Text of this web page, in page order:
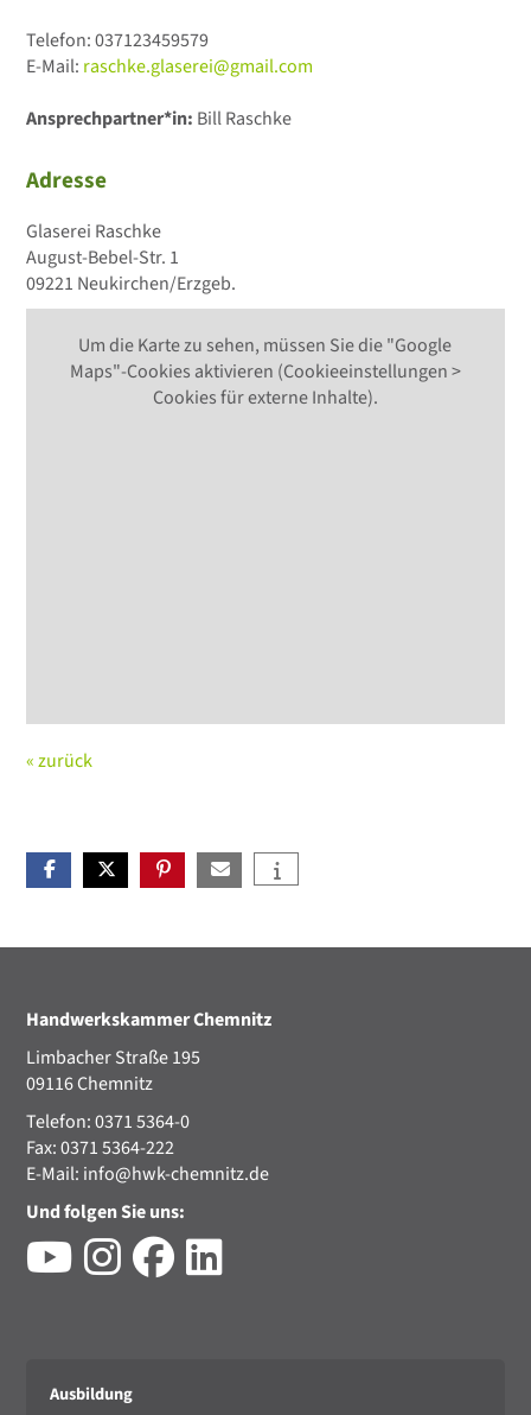
Telefon: 037123459579
E-Mail: raschke.glaserei@gmail.com
Ansprechpartner*in: Bill Raschke
Adresse
Glaserei Raschke
August-Bebel-Str. 1
09221 Neukirchen/Erzgeb.
Um die Karte zu sehen, müssen Sie die "Google
Maps"-Cookies aktivieren (Cookieeinstellungen >
Cookies für externe Inhalte).
« zurück
Handwerkskammer Chemnitz
Limbacher Straße 195
09116 Chemnitz
Telefon: 0371 5364-0
Fax: 0371 5364-222
E-Mail: info@hwk-chemnitz.de
Und folgen Sie uns:
Ausbildung